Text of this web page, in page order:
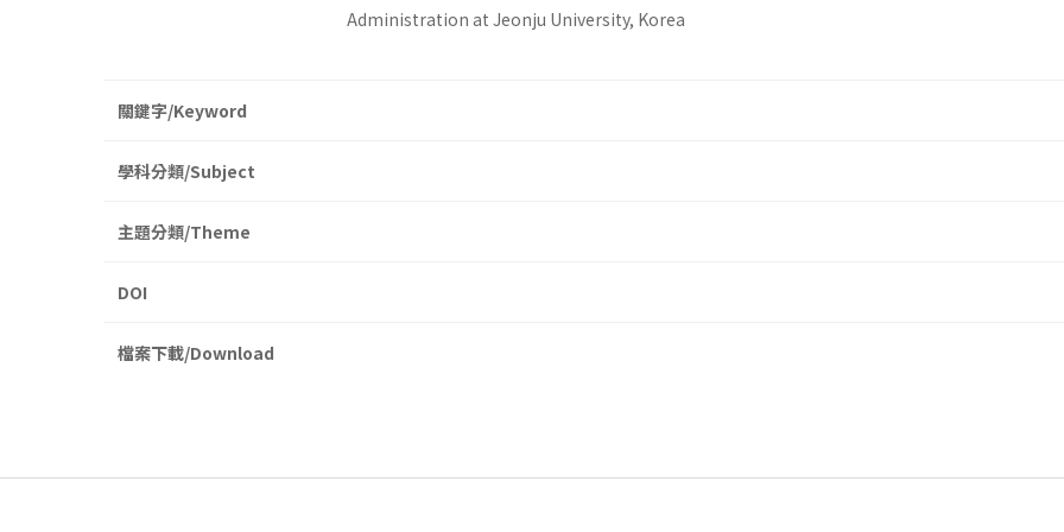
Administration at Jeonju University, Korea
關鍵字/Keyword
學科分類/Subject
主題分類/Theme
DOI
檔案下載/Download